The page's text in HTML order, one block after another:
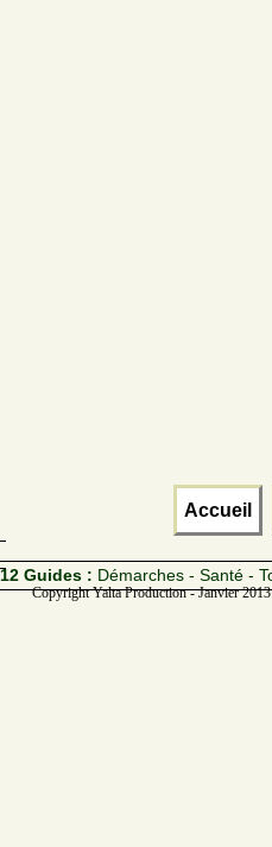
Accueil
12 Guides : Démarches - Santé -
Copyright Yalta Production - Janvier